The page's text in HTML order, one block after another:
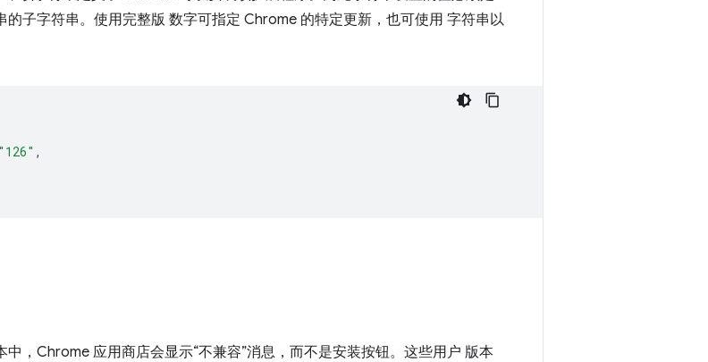
子字符串。使用完整版 数字可指定 Chrome 的特定更新，也可使用 字符串以
"126" ,
，Chrome 应用商店会显示“不兼容”消息，而不是安装按钮。这些用户 版本